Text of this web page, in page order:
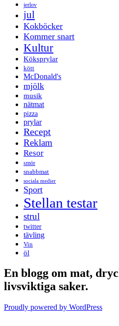
jerlov
jul
Kokböcker
Kommer snart
Kultur
Köksprylar
kött
McDonald's
mjölk
musik
nätmat
pizza
prylar
Recept
Reklam
Resor
smör
snabbmat
sociala medier
Sport
Stellan testar
strul
twitter
tävling
Vin
öl
En blogg om mat,
livsviktiga saker.
Proudly powered by WordPress